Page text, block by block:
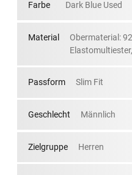
Farbe Dark Blue Used
Material
Obermaterial:
Passform Slim Fit
Geschlecht Männlich
Zielgruppe Herren